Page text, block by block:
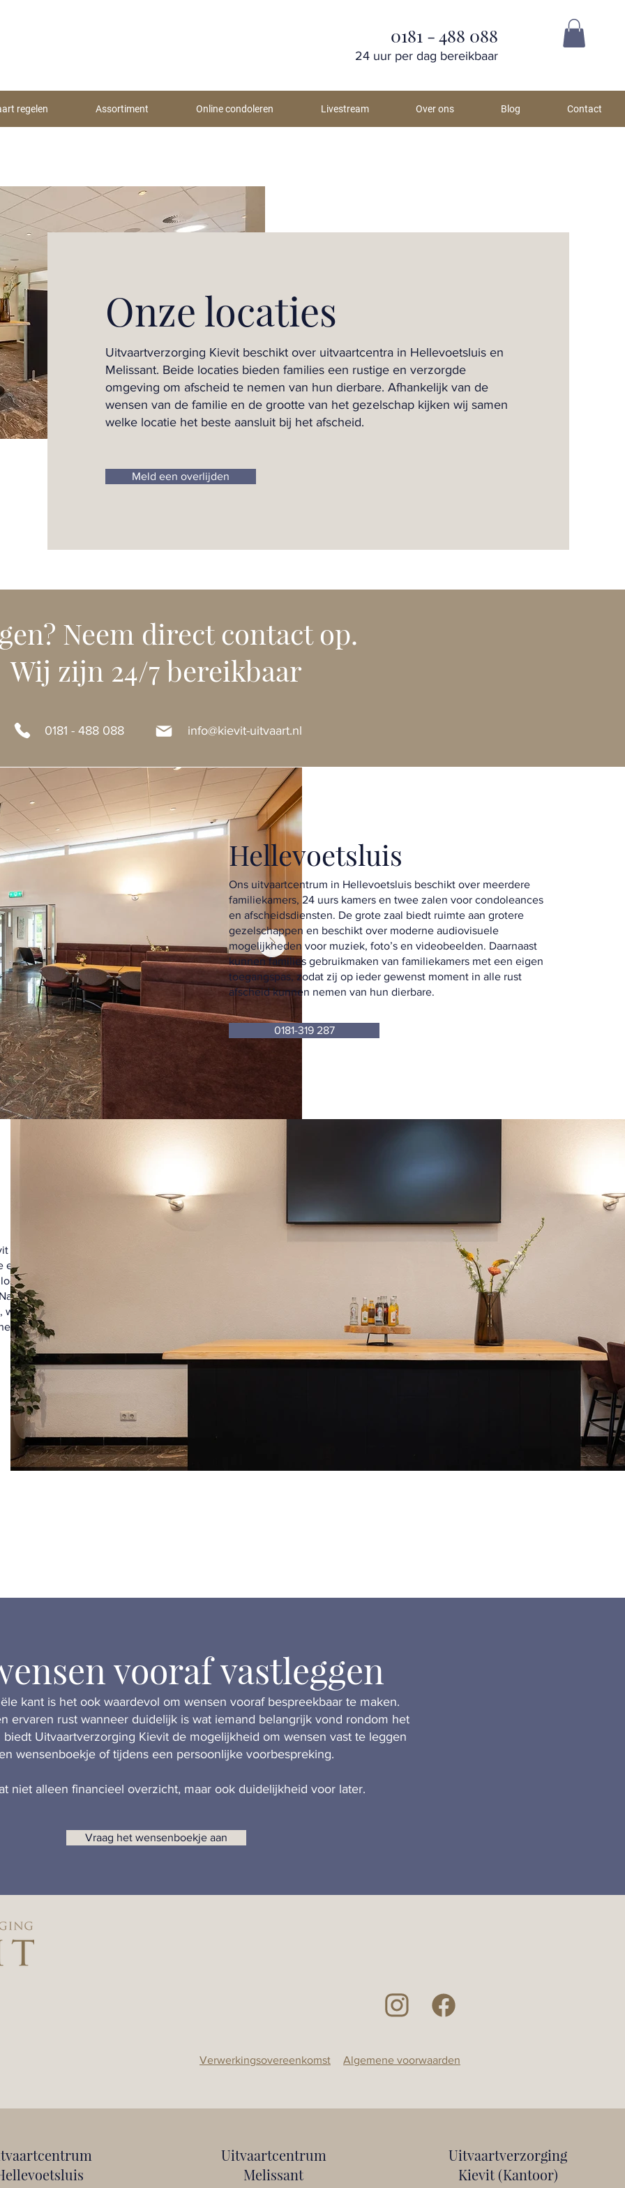
0181 - 488 088
24 uur per dag bereikbaar
regelen Assortiment Online condoleren Livestream Over ons Blog Contact
Onze locaties
Uitvaartverzorging Kievit beschikt over uitvaartcentra in Hellevoetsluis en
Melissant. Beide locaties bieden families een rustige en verzorgde
omgeving om afscheid te nemen van hun dierbare. Afhankelijk van de
wensen van de familie en de grootte van het gezelschap kijken wij samen
welke locatie het beste aansluit bij het afscheid.
Meld een overlijden
Neem direct contact op.
Wij zijn 24/7 bereikbaar
0181 - 488 088 info@kievit-uitvaart.nl
Hellevoetsluis
Ons uitvaartcentrum in Hellevoetsluis beschikt over meerdere
familiekamers, 24 uurs kamers en twee zalen voor condoleances
en afscheidsdiensten. De grote zaal biedt ruimte aan grotere
gezelschappen en beschikt over moderne audiovisuele
mogelijkheden voor muziek, foto’s en videobeelden. Daarnaast
kunnen families gebruikmaken van familiekamers met een eigen
toegangspas, zodat zij op ieder gewenst moment in alle rust
afscheid kunnen nemen van hun dierbare.
0181-319 287
over een
en
biedt
er
te nemen.
vooraf vastleggen
kant is het ook waardevol om wensen vooraf bespreekbaar te maken.
ervaren rust wanneer duidelijk is wat iemand belangrijk vond rondom het
biedt Uitvaartverzorging Kievit de mogelijkheid om wensen vast te leggen
wensenboekje of tijdens een persoonlijke voorbespreking.
niet alleen financieel overzicht, maar ook duidelijkheid voor later.
Vraag het wensenboekje aan
Verwerkingsovereenkomst Algemene voorwaarden
Uitvaartcentrum
Melissant
Uitvaartverzorging
Kievit (Kantoor)